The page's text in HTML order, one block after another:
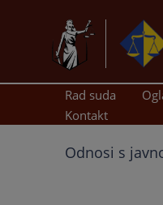
Rad suda
Kontakt
Odnosi s